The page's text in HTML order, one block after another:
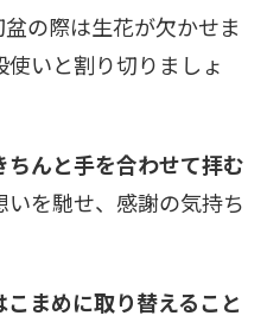
の際は生花が欠かせま
いと割り切りましょ
んと手を合わせて拝む
いを馳せ、感謝の気持ち
まめに取り替えること